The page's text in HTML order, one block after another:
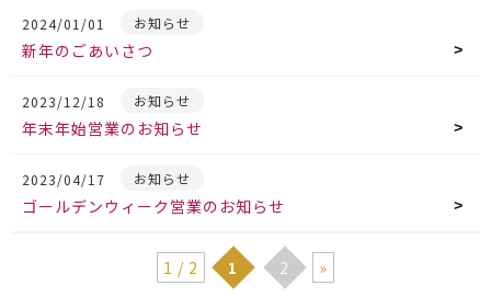
2024/01/01 お知らせ
新年のごあいさつ
2023/12/18 お知らせ
年末年始営業のお知らせ
2023/04/17 お知らせ
ゴールデンウィーク営業のお知らせ
1 / 2 1 2 »